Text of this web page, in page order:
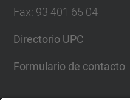
Fax: 93 401 65 04
Directorio UPC
Formulario de contacto